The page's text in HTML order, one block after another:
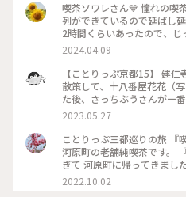
喫茶ソワレさん💙 憧れの喫
列ができているので延ばし
2時間くらいあったので、
つ間も皆さんの投稿で拝見
ク💓 結局1時間ほど待ち、
席に着きました。 深く青
💙 ぶどうの透かし彫りやラ
だのはご存じゼリーポンチ
りにかざすとキラキラしま
炭酸もいい！ 中の氷がゼリ
って口に入れてびっくりし
食べ終わってしまいました
コーヒーでも頼みたい…と
列ができているでしょうか
特別な空間に会いに行きたいです💙 #電車旅 #喫
2024.04.09
【ことりっぷ京都15】 建
散策して、十八番屋花花（
た後、さっちぶうさんが一
レ」さんに向かいました😊
ていると覚悟して行ったの
せんでした😄 15分くらい
いグループばっかり😱 あ、
プも😊 私はヨーグルトポン
チフロートを注文しました
したが、落ち着いていて良
2023.05.27
ことりっぷ三都巡りの旅 『
河原町の老舗純喫茶です。
ぎて 河原町に帰ってきまし
次々と呼ばれて すんなりと
を守っておられ、 狭い店内
2022.10.02